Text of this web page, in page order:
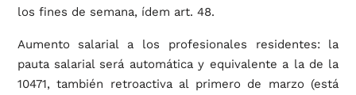
los fines de semana, ídem art. 48.
Aumento salarial a los profesionales residentes: la
pauta salarial será automática y equivalente a la de la
10471, también retroactiva al primero de marzo (está